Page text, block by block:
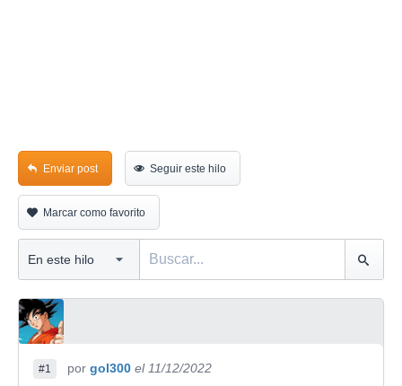
Enviar post Seguir este hilo
Marcar como favorito
#1 por gol300 el 11/12/2022